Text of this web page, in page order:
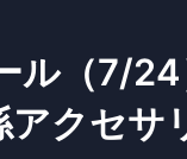
ル（7/
クセサ